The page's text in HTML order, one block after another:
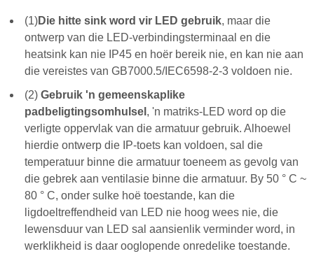
(1)Die hitte sink word vir LED gebruik, maar die
ontwerp van die LED-verbindingsterminaal en die
heatsink kan nie IP45 en hoër bereik nie, en kan nie aan
die vereistes van GB7000.5/IEC6598-2-3 voldoen nie.
(2) Gebruik 'n gemeenskaplike
padbeligtingsomhulsel , 'n matriks-LED word op die
verligte oppervlak van die armatuur gebruik. Alhoewel
hierdie ontwerp die IP-toets kan voldoen, sal die
temperatuur binne die armatuur toeneem as gevolg van
die gebrek aan ventilasie binne die armatuur. By 50 ° C ~
80 ° C, onder sulke hoë toestande, kan die
ligdoeltreffendheid van LED nie hoog wees nie, die
lewensduur van LED sal aansienlik verminder word, in
werklikheid is daar ooglopende onredelike toestande.